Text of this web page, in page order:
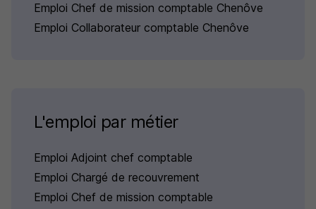
Emploi Chef de mission comptable Chenôve
Emploi Collaborateur comptable Chenôve
L'emploi par métier
Emploi Adjoint chef comptable
Emploi Chargé de recouvrement
Emploi Chef de mission comptable